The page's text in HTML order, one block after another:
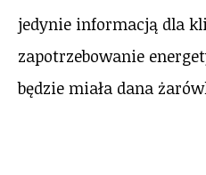
jedynie informacją dla
zapotrzebowanie
będzie miała dana